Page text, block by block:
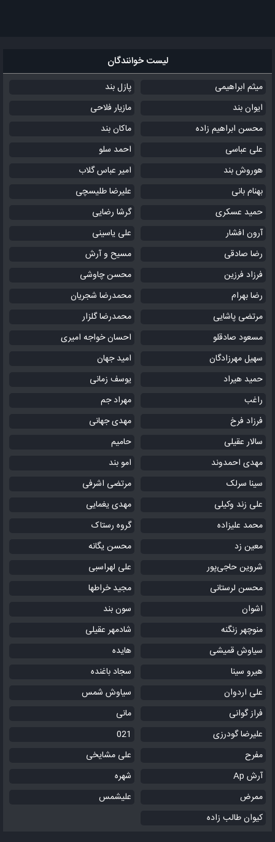
لیست خوانندگان
میثم ابراهیمی
پازل بند
ایوان بند
مازیار فلاحی
محسن ابراهیم زاده
ماکان بند
علی عباسی
احمد سلو
هوروش بند
امیر عباس گلاب
بهنام بانی
علیرضا طلیسچی
حمید عسکری
گرشا رضایی
آرون افشار
علی یاسینی
رضا صادقی
مسیح و آرش
فرزاد فرزین
محسن چاوشی
رضا بهرام
محمدرضا شجریان
مرتضی پاشایی
محمدرضا گلزار
مسعود صادقلو
احسان خواجه امیری
سهیل مهرزادگان
امید جهان
حمید هیراد
یوسف زمانی
راغب
مهراد جم
فرزاد فرخ
مهدی جهانی
سالار عقیلی
حامیم
مهدی احمدوند
امو بند
سینا سرلک
مرتضی اشرفی
علی زند وکیلی
مهدی یغمایی
محمد علیزاده
گروه رستاک
معین زد
محسن یگانه
شروین حاجی‌پور
علی لهراسبی
محسن لرستانی
مجید خراطها
اشوان
سون بند
منوچهر زنگنه
شادمهر عقیلی
سیاوش قمیشی
هایده
هیرو سینا
سجاد باغنده
علی اردوان
سیاوش شمس
فراز گوانی
مانی
علیرضا گودرزی
021
مفرح
علی مشایخی
آرش Ap
شهره
ممرض
علیشمس
کیوان طالب زاده